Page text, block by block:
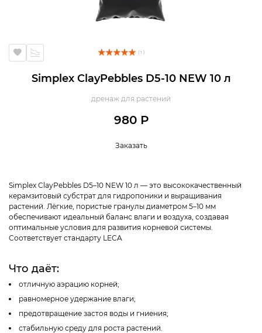
( 1 )
Simplex ClayPebbles D5-10 NEW 10 л
дренаж для растений
980 Р
Заказать
Simplex ClayPebbles D5–10 NEW 10 л — это высококачественный
керамзитовый субстрат для гидропоники и выращивания
растений. Лёгкие, пористые гранулы диаметром 5–10 мм
обеспечивают идеальный баланс влаги и воздуха, создавая
оптимальные условия для развития корневой системы.
Соответствует стандарту LECA
Что даёт:
отличную аэрацию корней;
равномерное удержание влаги;
предотвращение застоя воды и гниения;
стабильную среду для роста растений.